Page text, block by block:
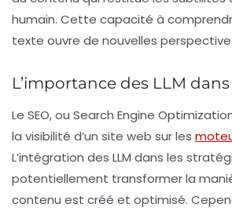
humain. Cette capacité à
texte ouvre de nouvelles
L’importance des LLM dans
Le SEO, ou Search Engine
la visibilité d’un site web sur les
L’intégration des LLM dans les
potentiellement transformer la
contenu est créé et optimisé.